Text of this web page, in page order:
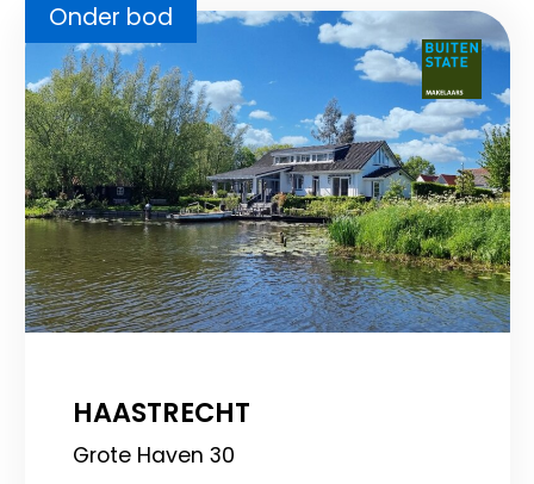
Onder bod
HAASTRECHT
Grote Haven 30